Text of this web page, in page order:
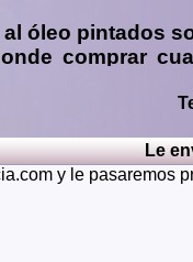
óleo pintados
comprar
famosos
de
Almeria, Asturias,
Vizcaya, Zamora,
Le
y le pasaremos